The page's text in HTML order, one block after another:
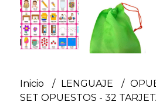
Inicio LENGUAJE
SET OPUESTOS - 32